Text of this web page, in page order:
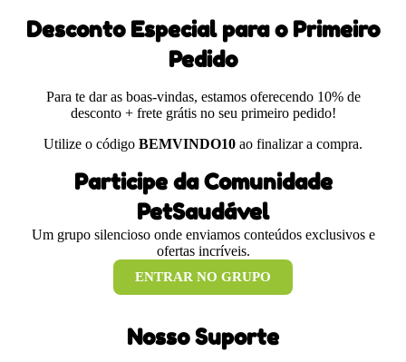
Desconto Especial para o Primeiro
Pedido
Para te dar as boas-vindas, estamos oferecendo 10% de
desconto + frete grátis no seu primeiro pedido!
Utilize o código BEMVINDO10 ao finalizar a compra.
Participe da Comunidade
PetSaudável
Um grupo silencioso onde enviamos conteúdos exclusivos e
ofertas incríveis.
ENTRAR NO GRUPO
Nosso Suporte